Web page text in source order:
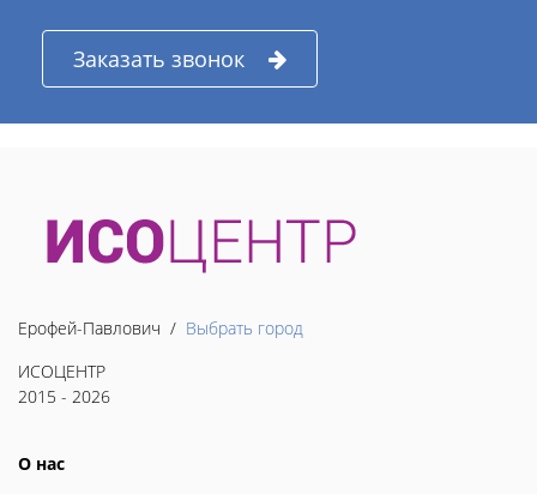
Заказать звонок
Ерофей-Павлович / Выбрать город
ИСОЦЕНТР
2015 - 2026
О нас